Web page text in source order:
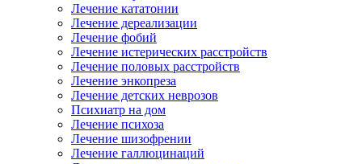
Лечение кататонии
Лечение дереализации
Лечение фобий
Лечение истерических расстройств
Лечение половых расстройств
Лечение энкопреза
Лечение детских неврозов
Психиатр на дом
Лечение психоза
Лечение шизофрении
Лечение галлюцинаций